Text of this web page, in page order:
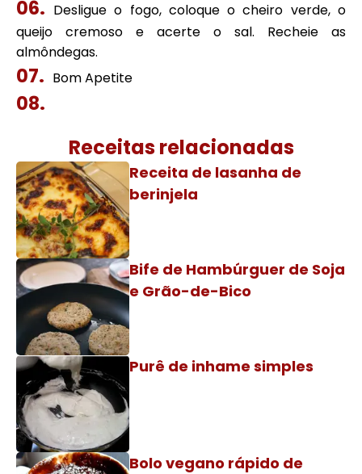
Desligue o fogo, coloque o cheiro verde, o
queijo cremoso e acerte o sal. Recheie as
almôndegas.
Bom Apetite
Receitas relacionadas
Receita de lasanha de
berinjela
Bife de Hambúrguer de Soja
e Grão-de-Bico
Purê de inhame simples
Bolo vegano rápido de